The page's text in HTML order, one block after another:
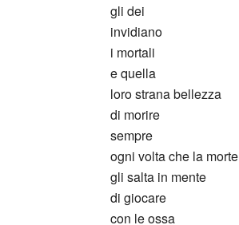
gli dei
invidiano
i mortali
e quella
loro strana bellezza
di morire
sempre
ogni volta che la morte
gli salta in mente
di giocare
con le ossa